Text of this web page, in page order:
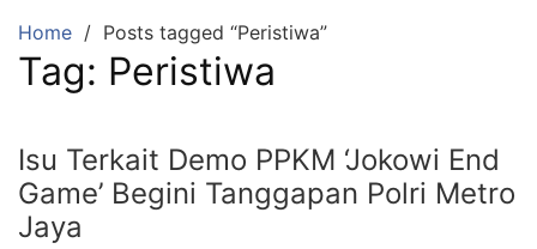
Home Posts tagged “Peristiwa”
Tag: Peristiwa
Isu Terkait Demo PPKM ‘Jokowi End
Game’ Begini Tanggapan Polri Metro
Jaya